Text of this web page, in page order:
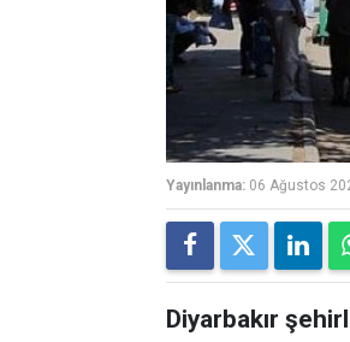
Yayınlanma: 06 Ağustos
Diyarbakır